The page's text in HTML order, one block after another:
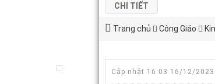
CHI TIẾT
Trang chủ Công Giáo
Cập nhật 16:03 16/12/2023